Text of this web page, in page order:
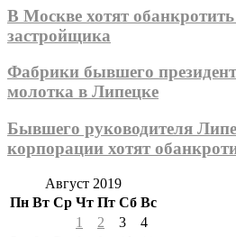
В Москве хотят
застройщика
Фабрики бывшего
молотка в Липецке
Бывшего руководителя
корпорации хотят
Август 2019
Пн Вт Ср Чт Пт Сб Вс
1
2 3
4